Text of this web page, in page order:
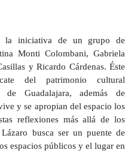
la iniciativa de un grupo de
Monti Colombani, Gabriela
y Ricardo Cárdenas. Éste
del patrimonio cultural
Guadalajara, además de
y se apropian del espacio los
reflexiones más allá de los
busca ser un puente de
espacios públicos y el lugar en